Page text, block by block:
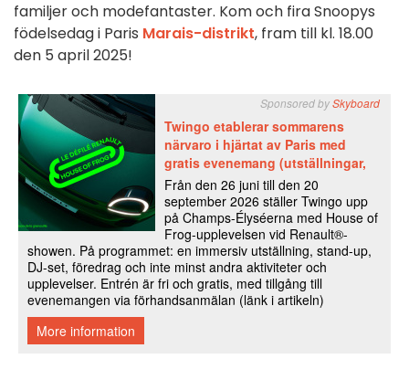
familjer och modefantaster. Kom och fira Snoopys
födelsedag i Paris Marais-distrikt, fram till kl. 18.00
den 5 april 2025!